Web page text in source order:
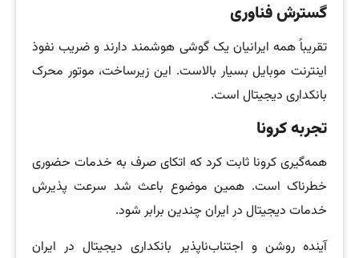
گسترش فناوری
تقریباً همه ایرانیان یک گوشی هوشمند دارند و ضریب نفوذ
اینترنت موبایل بسیار بالاست. این زیرساخت، موتور محرک
بانکداری دیجیتال است.
تجربه کرونا
همه‌گیری کرونا ثابت کرد که اتکای صرف به خدمات حضوری
خطرناک است. همین موضوع باعث شد سرعت پذیرش
خدمات دیجیتال در ایران چندین برابر شود.
آینده روشن و اجتناب‌ناپذیر بانکداری دیجیتال در ایران